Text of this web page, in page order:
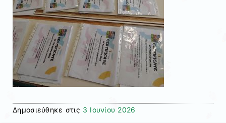
Δημοσιεύθηκε στις 3 Ιουνίου 2026